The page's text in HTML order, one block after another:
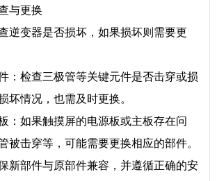
与更换
逆变器是否损坏，如果损坏则需要更
：检查三极管等关键元件是否击穿或损
坏情况，也需及时更换。
：如果触摸屏的电源板或主板存在问
被击穿等，可能需要更换相应的部件。
新部件与原部件兼容，并遵循正确的安